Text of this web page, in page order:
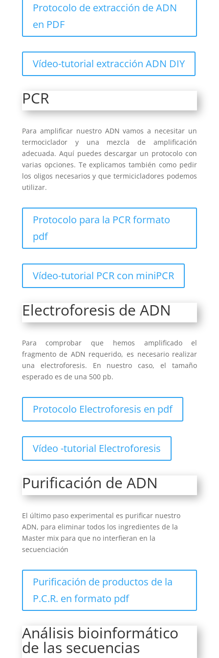
Protocolo de extracción de ADN
en PDF
Vídeo-tutorial extracción ADN DIY
PCR
Para amplificar nuestro ADN vamos a necesitar un
termociclador y una mezcla de amplificación
adecuada. Aquí puedes descargar un protocolo con
varias opciones. Te explicamos también como pedir
los oligos necesarios y que termicicladores podemos
utilizar.
Protocolo para la PCR formato
pdf
Vídeo-tutorial PCR con miniPCR
Electroforesis de ADN
Para comprobar que hemos amplificado el
fragmento de ADN requerido, es necesario realizar
una electroforesis. En nuestro caso, el tamaño
esperado es de una 500 pb.
Protocolo Electroforesis en pdf
Vídeo -tutorial Electroforesis
Purificación de ADN
El último paso experimental es purificar nuestro
ADN, para eliminar todos los ingredientes de la
Master mix para que no interfieran en la
secuenciación
Purificación de productos de la
P.C.R. en formato pdf
Análisis bioinformático
de las secuencias